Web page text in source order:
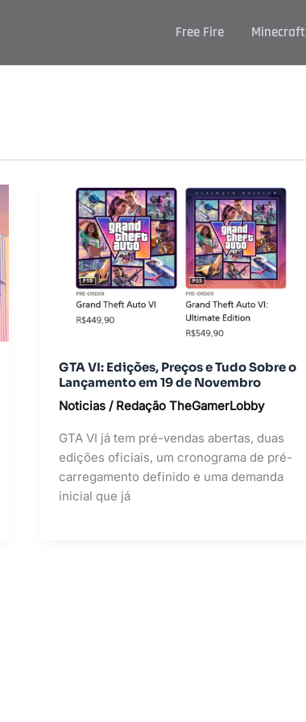
Free Fire Minecraft
GTA VI: Edições, Preços e Tudo Sobre o
Lançamento em 19 de Novembro
Noticias / Redação TheGamerLobby
GTA VI já tem pré-vendas abertas, duas
edições oficiais, um cronograma de pré-
carregamento definido e uma demanda
inicial que já